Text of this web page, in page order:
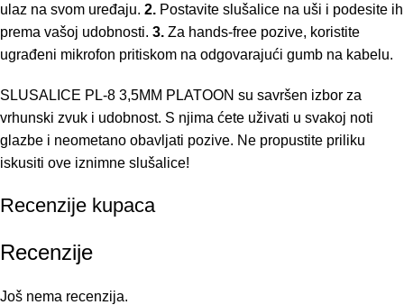
ulaz na svom uređaju. 2. Postavite slušalice na uši i podesite ih
prema vašoj udobnosti. 3. Za hands-free pozive, koristite
ugrađeni mikrofon pritiskom na odgovarajući gumb na kabelu.
SLUSALICE PL-8 3,5MM PLATOON su savršen izbor za
vrhunski zvuk i udobnost. S njima ćete uživati u svakoj noti
glazbe i neometano obavljati pozive. Ne propustite priliku
iskusiti ove iznimne slušalice!
Recenzije kupaca
Recenzije
Još nema recenzija.